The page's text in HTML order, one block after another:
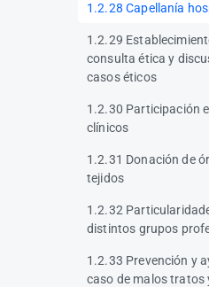
1.2.28 Capellanía
1.2.29
consulta ética y
casos éticos
1.2.30 Participación
clínicos
1.2.31 Donación de
tejidos
1.2.32
distintos grupos
1.2.33 Prevención y
caso de malos tratos